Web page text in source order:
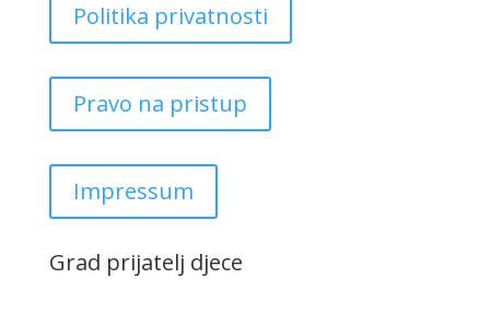
Politika privatnosti
Pravo na pristup
Impressum
Grad prijatelj djece